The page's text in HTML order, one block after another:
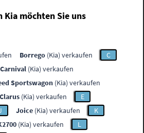
Kia möchten Sie uns
Borrego (Kia) verkaufen
C
Carnival (Kia) verkaufen
Sportswagon (Kia) verkaufen
Clarus (Kia) verkaufen
E
Joice (Kia) verkaufen
K
(Kia) verkaufen
L